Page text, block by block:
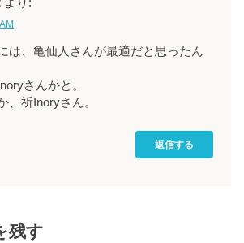
より:
は、亀仙人さんが最適だと思ったん
さんかと。
祈Inoryさん。
返信する
残す